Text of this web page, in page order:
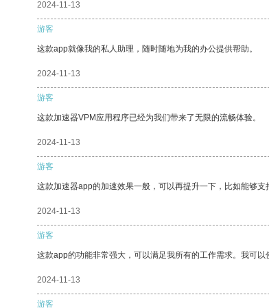
2024-11-13
游客
这款app就像我的私人助理，随时随地为我的办公提供帮助。
2024-11-13
游客
这款加速器VPM应用程序已经为我们带来了无限的流畅体验。
2024-11-13
游客
这款加速器app的加速效果一般，可以再提升一下，比如能够支
2024-11-13
游客
这款app的功能非常强大，可以满足我所有的工作需求。我可以
2024-11-13
游客